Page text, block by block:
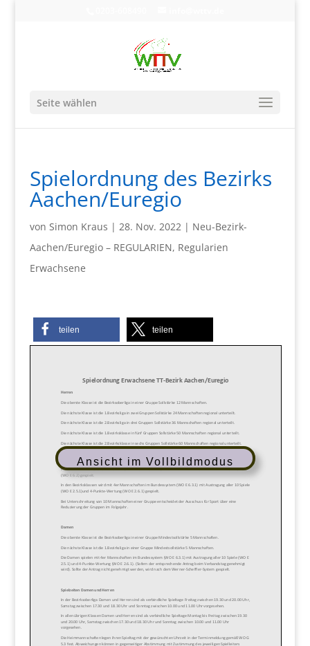
Seite wählen
Spielordnung des Bezirks
Aachen/Euregio
von Simon Kraus | 28. Nov. 2022| Neu-Bezirk-
Aachen/Euregio – REGULARIEN, Regularien
Erwachsene
teilen teilen
Ansicht im Vollbildmodus